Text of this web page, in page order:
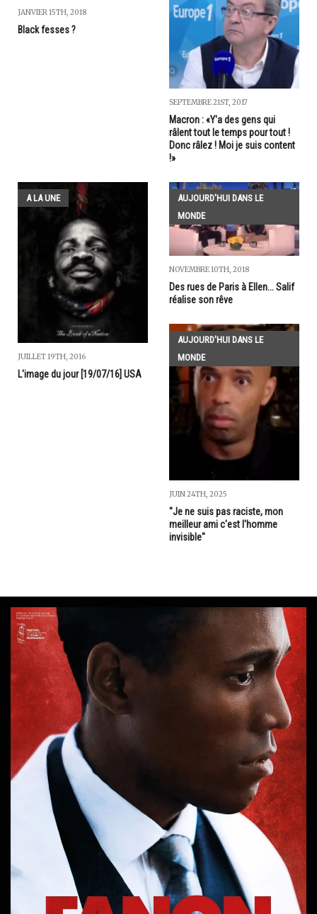
JANVIER 15TH, 2018
Black fesses ?
SEPTEMBRE 21ST, 2017
Macron : «Y'a des gens qui
râlent tout le temps pour tout !
Donc râlez ! Moi je suis content
!»
A LA UNE
JUILLET 19TH, 2016
L'image du jour [19/07/16] USA
AUJOURD'HUI DANS LE
MONDE
NOVEMBRE 10TH, 2018
Des rues de Paris à Ellen... Salif
réalise son rêve
AUJOURD'HUI DANS LE
MONDE
JUIN 24TH, 2025
"Je ne suis pas raciste, mon
meilleur ami c'est l'homme
invisible"